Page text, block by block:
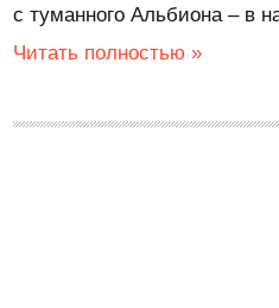
с туманного Альбиона – в
Читать полностью »